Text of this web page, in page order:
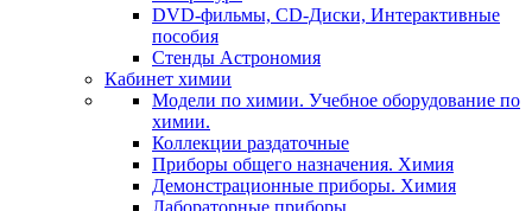
DVD-фильмы, CD-Диски, Интерактивные
пособия
Стенды Астрономия
Кабинет химии
Модели по химии. Учебное оборудование по
химии.
Коллекции раздаточные
Приборы общего назначения. Химия
Демонстрационные приборы. Химия